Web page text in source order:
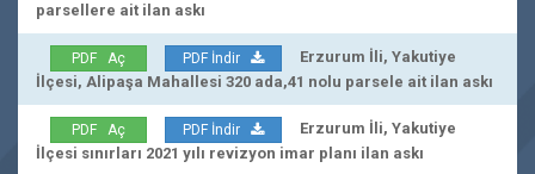
parsellere ait ilan askı
PDF Aç PDF İndir
Erzurum İli, Yakutiye
İlçesi, Alipaşa Mahallesi 320 ada,41 nolu parsele ait ilan askı
PDF Aç PDF İndir
Erzurum İli, Yakutiye
İlçesi sınırları 2021 yılı revizyon imar planı ilan askı